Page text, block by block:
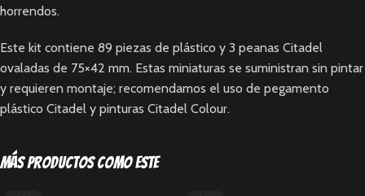
horrendos.
Este kit contiene 89 piezas de plástico y 3 peanas Citadel
ovaladas de 75×42 mm. Estas miniaturas se suministran sin pintar
y requieren montaje; recomendamos el uso de pegamento
plástico Citadel y pinturas Citadel Colour.
Más productos como este